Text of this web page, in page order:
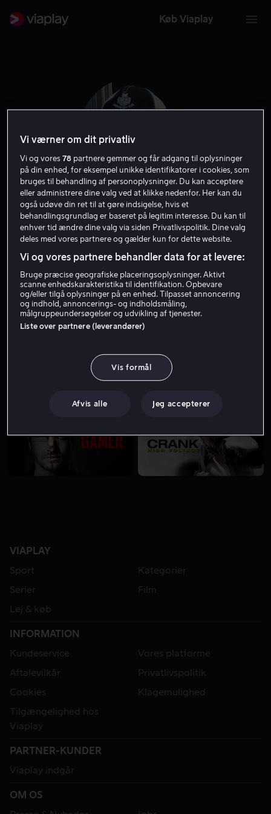
Køb Viaplay
Mark Neveldine
Forfatter
VIAPLAY
Sport
Kategorier
Serier
Film
Lej & køb
INFORMATION
Kundeservice
Vores platforme
Aftalevilkår
Privatlivspolitik
Cookies
Klagemulighed
Tilgængelighed hos
Viaplay
PARTNER-KUNDER
Viaplay indgår
OM OS
Vi værner om dit privatliv
Vi og vores78 partnere gemmer og får adgang til oplysninger
på din enhed, for eksempel unikke identifikatorer i cookies, som
bruges til behandling af personoplysninger. Du kan acceptere
eller administrere dine valg ved at klikke nedenfor. Her kan du
også udøve din ret til at gøre indsigelse, hvis et
behandlingsgrundlag er baseret på legitim interesse. Du kan til
enhver tid ændre dine valg via siden Privatlivspolitik. Dine valg
deles med vores partnere og gælder kun for dette website.
Vi og vores partnere behandler data for at levere:
Bruge præcise geografiske placeringsoplysninger. Aktivt
scanne enhedskarakteristika til identifikation. Opbevare
og/eller tilgå oplysninger på en enhed. Tilpasset annoncering
og indhold, annoncerings- og indholdsmåling,
målgruppeundersøgelser og udvikling af tjenester.
Liste over partnere (leverandører)
Vis formål
Afvis alle Jeg accepterer